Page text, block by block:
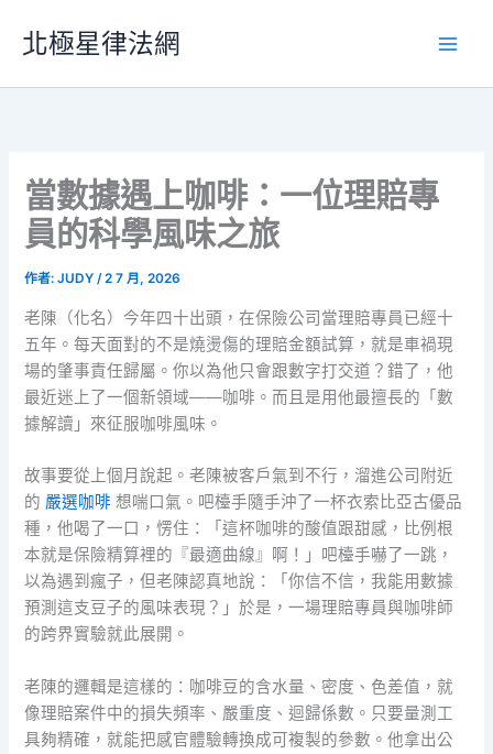
要
北極星律法網
當數據遇上咖啡：一位理賠專
員的科學風味之旅
作者:JUDY/2 7 月, 2026
老陳（化名）今年四十出頭，在保險公司當理賠專員已經十
五年。每天面對的不是燒燙傷的理賠金額試算，就是車禍現
場的肇事責任歸屬。你以為他只會跟數字打交道？錯了，他
最近迷上了一個新領域——咖啡。而且是用他最擅長的「數
據解讀」來征服咖啡風味。
故事要從上個月說起。老陳被客戶氣到不行，溜進公司附近
的 嚴選咖啡 想喘口氣。吧檯手隨手沖了一杯衣索比亞古優品
種，他喝了一口，愣住：「這杯咖啡的酸值跟甜感，比例根
本就是保險精算裡的『最適曲線』啊！」吧檯手嚇了一跳，
以為遇到瘋子，但老陳認真地說：「你信不信，我能用數據
預測這支豆子的風味表現？」於是，一場理賠專員與咖啡師
的跨界實驗就此展開。
老陳的邏輯是這樣的：咖啡豆的含水量、密度、色差值，就
像理賠案件中的損失頻率、嚴重度、迴歸係數。只要量測工
具夠精確，就能把感官體驗轉換成可複製的參數。他拿出公